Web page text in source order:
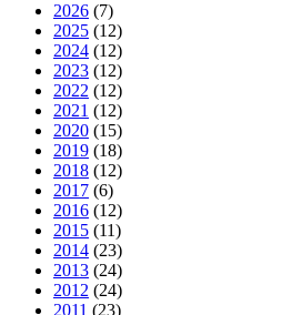
2026 (7)
2025 (12)
2024 (12)
2023 (12)
2022 (12)
2021 (12)
2020 (15)
2019 (18)
2018 (12)
2017 (6)
2016 (12)
2015 (11)
2014 (23)
2013 (24)
2012 (24)
2011 (23)